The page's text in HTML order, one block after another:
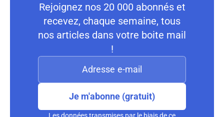
Rejoignez nos 20 000 abonnés et
recevez, chaque semaine, tous
nos articles dans votre boite mail
!
Je m'abonne (gratuit)
Les données transmises par le biais de ce